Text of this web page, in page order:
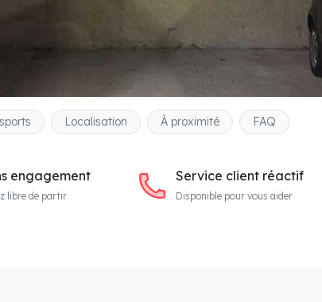
Localisation À proximité FAQ
engagement
libre de partir
Service client réactif
Disponible pour vous aider